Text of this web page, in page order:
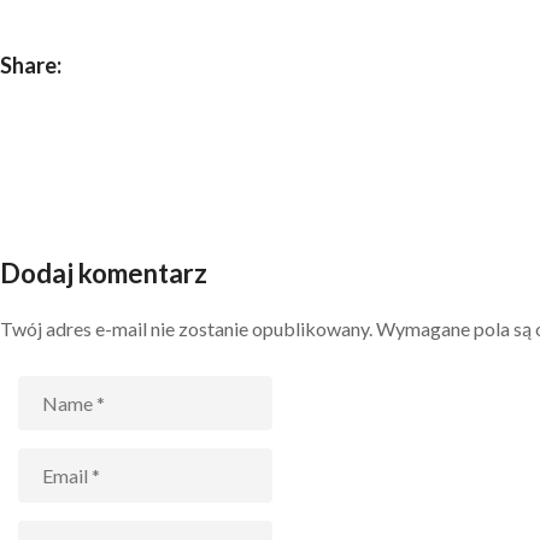
Share:
Dodaj komentarz
Twój adres e-mail nie zostanie opublikowany.Wymagane pola są